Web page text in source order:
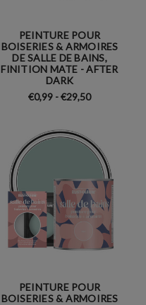
PEINTURE POUR
BOISERIES & ARMOIRES
DE SALLE DE BAINS,
FINITION MATE - AFTER
DARK
€0,99 - €29,50
PEINTURE POUR
BOISERIES & ARMOIRES